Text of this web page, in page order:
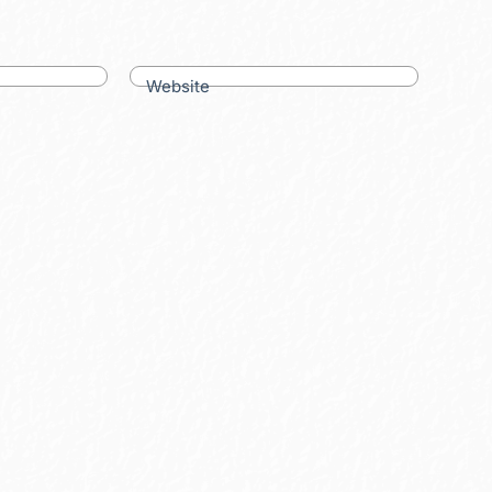
Website